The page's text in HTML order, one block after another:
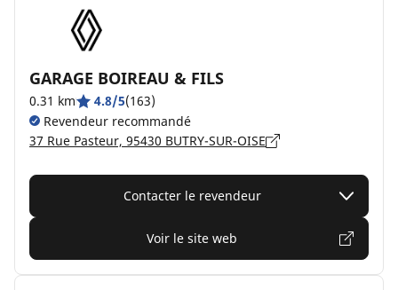
GARAGE BOIREAU & FILS
0.31 km 4.8/5(163)
Revendeur recommandé
37 Rue Pasteur, 95430 BUTRY-SUR-OISE
Contacter le revendeur
Voir le site web